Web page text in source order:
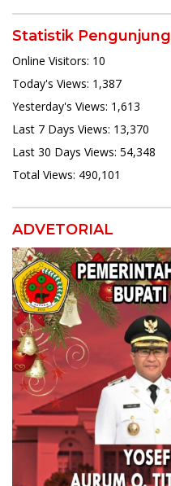
Statistik Pengunjung
Online Visitors: 10
Today's Views: 1,387
Yesterday's Views: 1,613
Last 7 Days Views: 13,370
Last 30 Days Views: 54,348
Total Views: 490,101
ADVETORIAL